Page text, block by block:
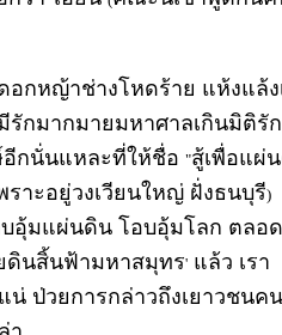
อกหญ้าช่างโหดร้าย แห้งแล้ง
รักมากมายมหาศาลเกินมิติรั
กนั่นแหละที่ให้ชื่อ "สู้เพื่อแผ่
ราะอยู่วงเวียนใหญ่ ฝั่งธนบุรี)
บอุ้มแผ่นดิน โอบอุ้มโลก ตลอ
ดินสิ้นฟ้ามหาสมุทร' แล้ว เรา
ป่วยการกล่าวถึงเยาวชนค